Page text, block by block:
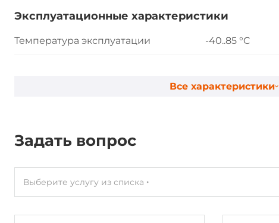
Эксплуатационные характеристики
Температура эксплуатации -40..85 °C
Габариты упаковки
Вес без упаковки 0.05 кг
Все характеристики
Задать вопрос
Выберите услугу из списка